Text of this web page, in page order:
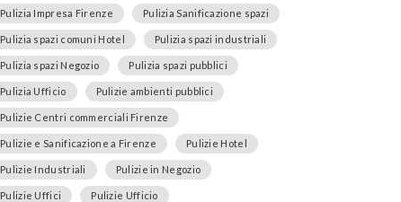
Pulizia Impresa Firenze Pulizia Sanificazione spazi
Pulizia spazi comuni Hotel Pulizia spazi industriali
Pulizia spazi Negozio Pulizia spazi pubblici
Pulizia Ufficio Pulizie ambienti pubblici
Pulizie Centri commerciali Firenze
Pulizie e Sanificazione a Firenze Pulizie Hotel
Pulizie Industriali Pulizie in Negozio
Pulizie Uffici Pulizie Ufficio